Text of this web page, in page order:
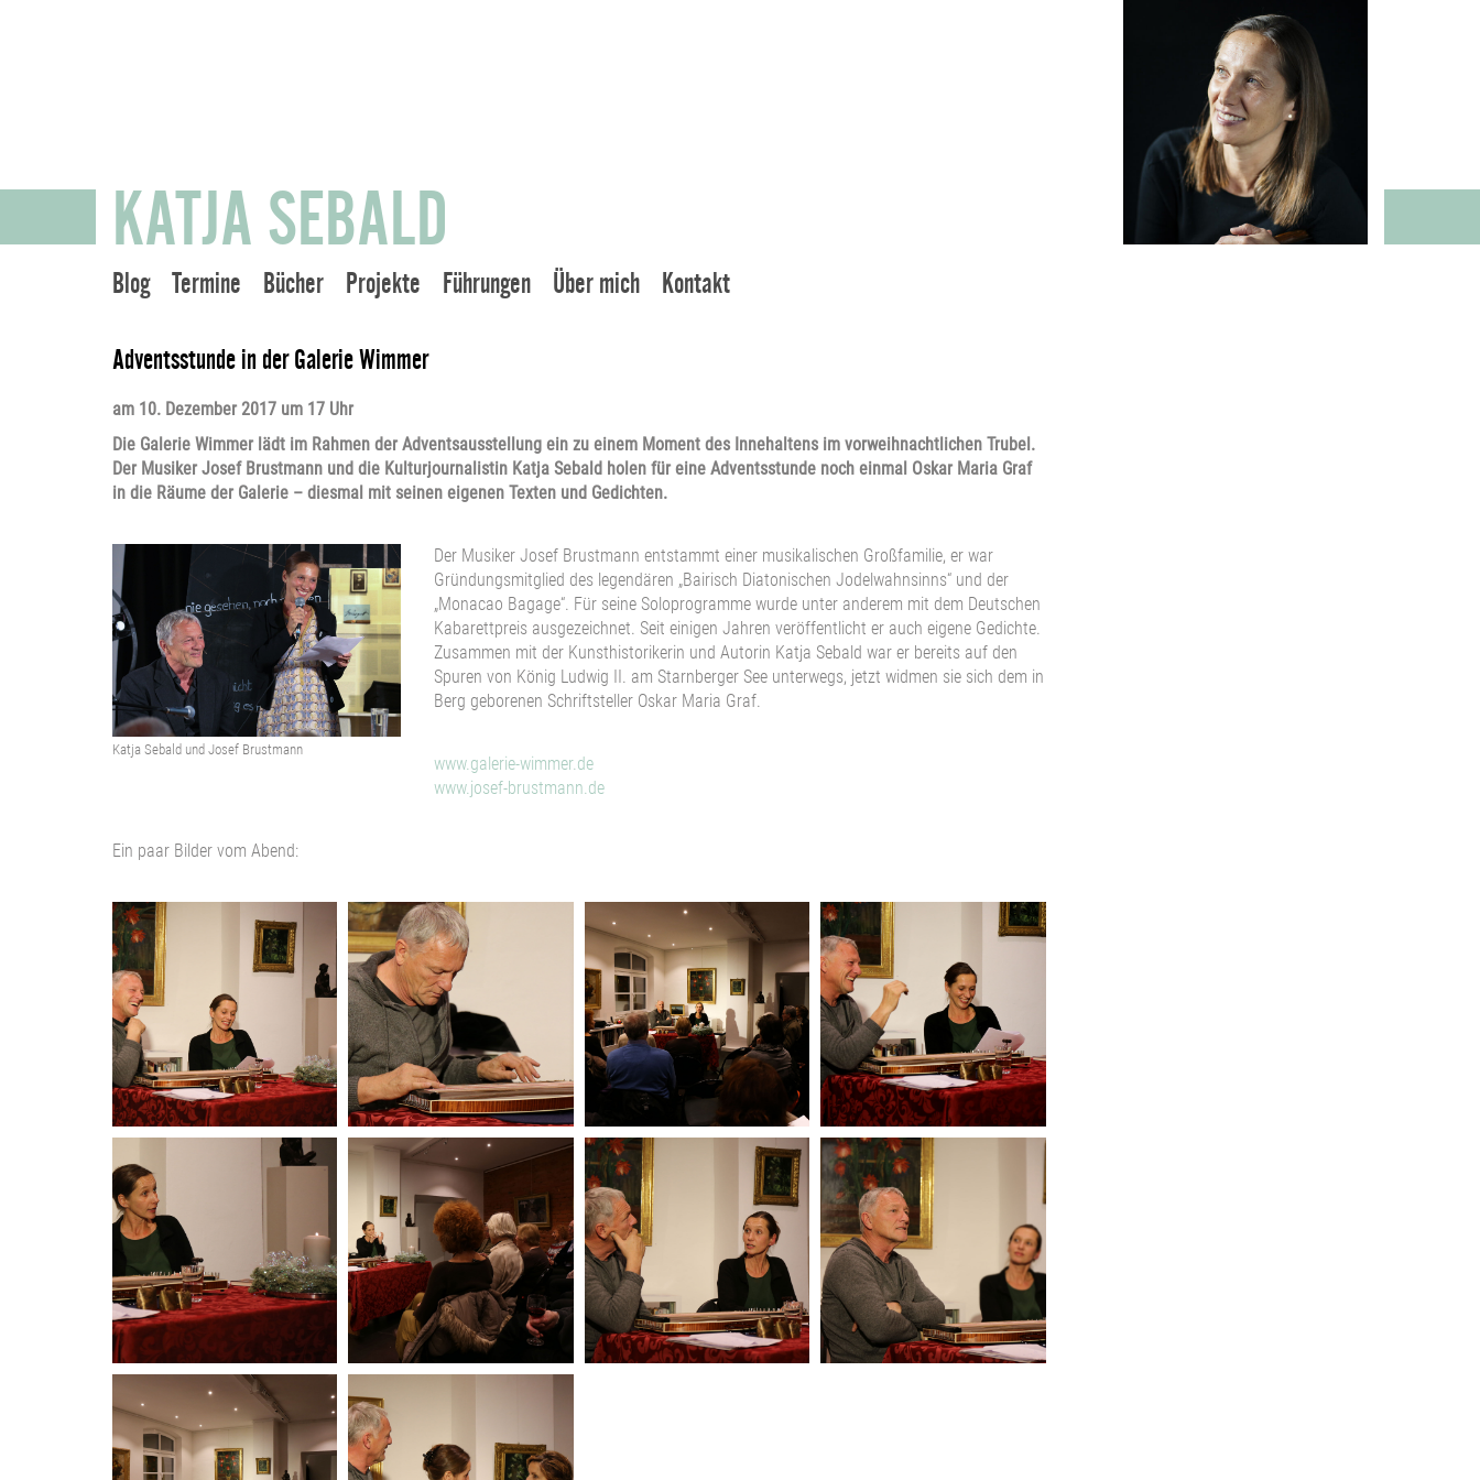
KATJA SEBALD
Blog Termine Bücher Projekte Führungen Über mich Kontakt
Adventsstunde in der Galerie Wimmer
am 10. Dezember 2017 um 17 Uhr
Die Galerie Wimmer lädt im Rahmen der Adventsausstellung ein zu einem Moment des Innehaltens im vorweihnachtlichen Trubel.
Der Musiker Josef Brustmann und die Kulturjournalistin Katja Sebald holen für eine Adventsstunde noch einmal Oskar Maria Graf
in die Räume der Galerie – diesmal mit seinen eigenen Texten und Gedichten.
Katja Sebald und Josef Brustmann
Der Musiker Josef Brustmann entstammt einer musikalischen Großfamilie, er war
Gründungsmitglied des legendären „Bairisch Diatonischen Jodelwahnsinns“ und der
„Monacao Bagage“. Für seine Soloprogramme wurde unter anderem mit dem Deutschen
Kabarettpreis ausgezeichnet. Seit einigen Jahren veröffentlicht er auch eigene Gedichte.
Zusammen mit der Kunsthistorikerin und Autorin Katja Sebald war er bereits auf den
Spuren von König Ludwig II. am Starnberger See unterwegs, jetzt widmen sie sich dem in
Berg geborenen Schriftsteller Oskar Maria Graf.
www.galerie-wimmer.de
www.josef-brustmann.de
Ein paar Bilder vom Abend: